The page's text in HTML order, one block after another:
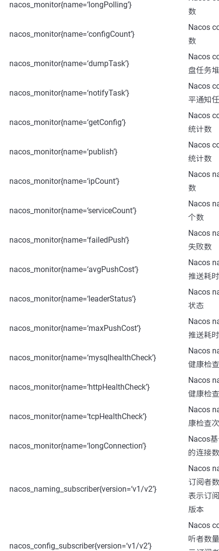
nacos_monitor{name=‘longPolling’}
数
nacos_monitor{name=‘configCount’}
Nacos
数
nacos_monitor{name=‘dumpTask’}
Nacos
盘任务
nacos_monitor{name=‘notifyTask’}
Nacos
平通知
nacos_monitor{name=‘getConfig’}
Nacos
统计数
nacos_monitor{name=‘publish’}
Nacos
统计数
nacos_monitor{name=‘ipCount’}
Nacos
数
nacos_monitor{name=‘serviceCount’}
Nacos
个数
nacos_monitor{name=‘failedPush’}
Nacos
失败数
nacos_monitor{name=‘avgPushCost’}
Nacos
推送耗
nacos_monitor{name=‘leaderStatus’}
Nacos
状态
nacos_monitor{name=‘maxPushCost’}
Nacos
推送耗
nacos_monitor{name=‘mysqlhealthCheck’}
Nacos
健康检
nacos_monitor{name=‘httpHealthCheck’}
Nacos
健康检
nacos_monitor{name=‘tcpHealthCheck’}
Nacos
康检查
nacos_monitor{name=‘longConnection’}
Nacos
的连接
nacos_naming_subscriber{version=‘v1/v2’}
Nacos
订阅者
表示订
版本
nacos_config_subscriber{version=‘v1/v2’}
Nacos
听者数